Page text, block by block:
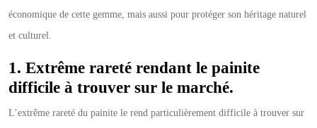
économique de cette gemme, mais aussi pour protéger son héritage naturel
et culturel.
1. Extrême rareté rendant le painite
difficile à trouver sur le marché.
L’extrême rareté du painite le rend particulièrement difficile à trouver sur